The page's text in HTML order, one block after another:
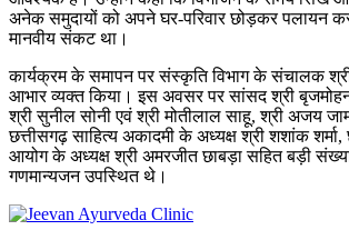
अनेक समुदायों को अपने घर-परिवार छोड़कर पलायन
मानवीय संकट था।
कार्यक्रम के समापन पर संस्कृति विभाग के संचालक
आभार व्यक्त किया। इस अवसर पर सांसद श्री
श्री सुनील सोनी एवं श्री मोतीलाल साहू, श्री अजय
छत्तीसगढ़ साहित्य अकादमी के अध्यक्ष श्री शशांक
आयोग के अध्यक्ष श्री अमरजीत छाबड़ा सहित बड़ी संख्या
गणमान्यजन उपस्थित थे।